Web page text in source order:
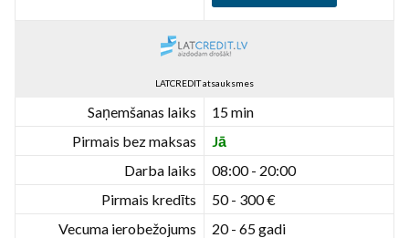
LATCREDIT atsauksmes
Saņemšanas laiks
15 min
Pirmais bez maksas
Jā
Darba laiks
08:00 - 20:00
Pirmais kredīts
50 - 300 €
Vecuma ierobežojums
20 - 65 gadi